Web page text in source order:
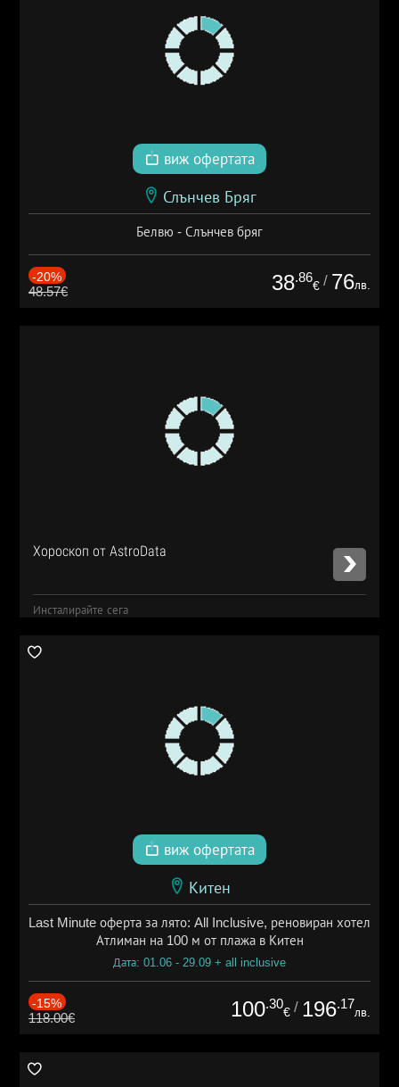
виж офертата
Слънчев Бряг
Белвю - Слънчев бряг
-20%
48.57€ 38.86
€ / 76лв.
Хороскоп от AstroData
Инсталирайте сега
виж офертата
Китен
Last Minute оферта за лято: All Inclusive, реновиран хотел
Атлиман на 100 м от плажа в Китен
Дата: 01.06 - 29.09 + all inclusive
-15%
118.00€ 100.30
€ / 196.17
лв.